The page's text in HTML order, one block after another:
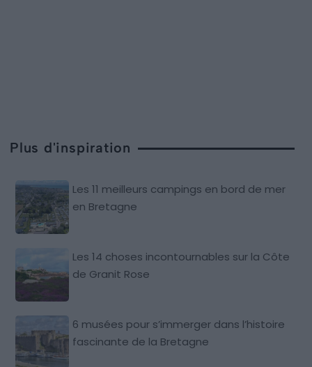
Plus d'inspiration
Les 11 meilleurs campings en bord de mer
en Bretagne
Les 14 choses incontournables sur la Côte
de Granit Rose
6 musées pour s’immerger dans l’histoire
fascinante de la Bretagne